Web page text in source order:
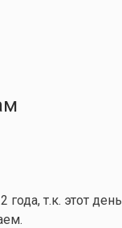
т.к. этот день